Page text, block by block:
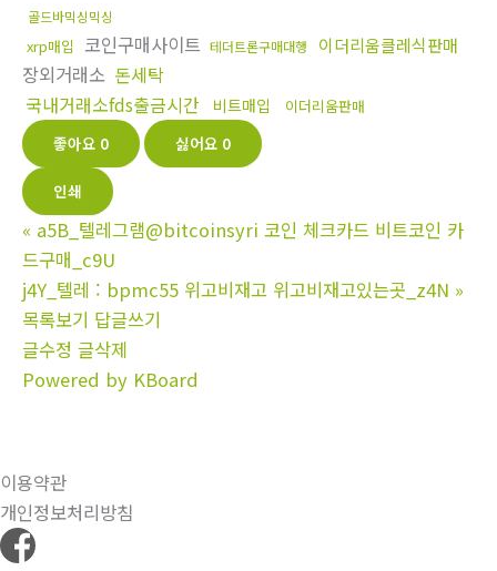
골드바믹싱믹싱
xrp매입 코인구매사이트 테더트론구매대행 이더리움클레식판매
장외거래소 돈세탁
국내거래소fds출금시간
비트매입 이더리움판매
좋아요 0 싫어요 0
인쇄
« a5B_텔레그램@bitcoinsyri 코인 체크카드 비트코인 카
드구매_c9U
j4Y_텔레 : bpmc55 위고비재고 위고비재고있는곳_z4N »
목록보기 답글쓰기
글수정 글삭제
Powered by KBoard
이용약관
개인정보처리방침